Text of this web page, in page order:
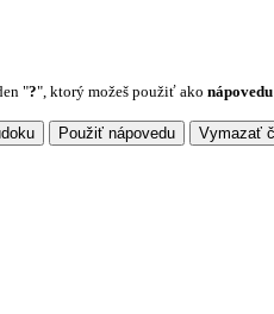
"?", ktorý možeš použiť ako nápovedu